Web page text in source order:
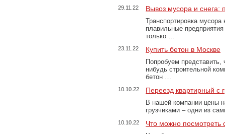
29.11.22 Вывоз мусора и
Транспортировка
плавильные
только …
23.11.22 Купить бетон в Москве
Попробуем представить,
нибудь строительной
бетон …
10.10.22 Переезд квартирный с
В нашей компании цены
грузчиками – одни из
10.10.22 Что можно посмотреть